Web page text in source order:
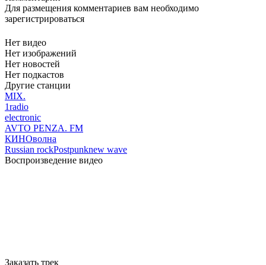
Для размещения комментариев вам необходимо
зарегистрироваться
Нет видео
Нет изображений
Нет новостей
Нет подкастов
Другие станции
MIX.
1radio
electronic
AVTO PENZA. FM
КИНОволна
Russian rockPostpunknew wave
Воспроизведение видео
Заказать трек